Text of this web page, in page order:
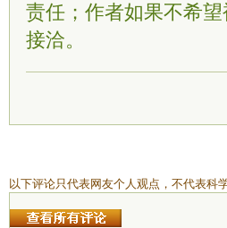
责任；作者如果不希
接洽。
以下评论只代表网友个人观点，不代表科